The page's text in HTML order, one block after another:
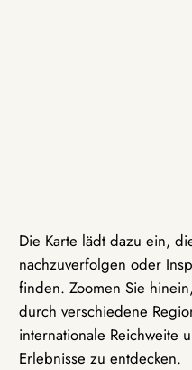
Die Karte lädt dazu ein,
nachzuverfolgen oder
finden. Zoomen Sie
durch verschiedene
internationale Reichweite
Erlebnisse zu entdecken.